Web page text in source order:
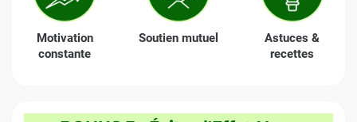
Motivation
constante
Soutien mutuel
Astuces &
recettes